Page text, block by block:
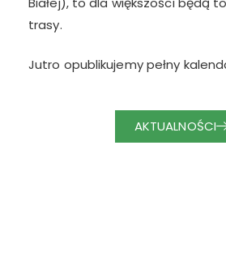
trasy.
Jutro opublikujemy pełny
AKTUALNOŚCI